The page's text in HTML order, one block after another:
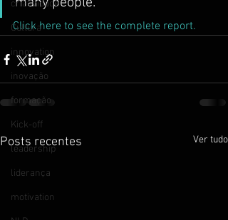
criatividade
Cultura
innovation
inovação
formação
Kick-off
leadership
liderança
motivation
Click here to see the complete report.
Posts recentes Ver tudo